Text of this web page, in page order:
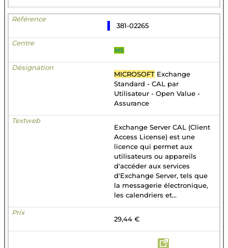
381-02265
MS
MICROSOFT Exchange
Standard - CAL par
Utilisateur - Open Value -
Assurance
Exchange Server CAL (Client
Access License) est une
licence qui permet aux
utilisateurs ou appareils
d'accéder aux services
d'Exchange Server, tels que
la messagerie électronique,
les calendriers et...
29,44 €